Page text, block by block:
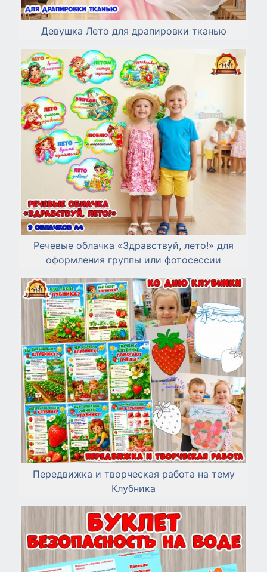
Девушка Лето для драпировки тканью
Речевые облачка «Здравствуй, лето!» для
оформления группы или фотосессии
Передвижка и творческая работа на тему
Клубника